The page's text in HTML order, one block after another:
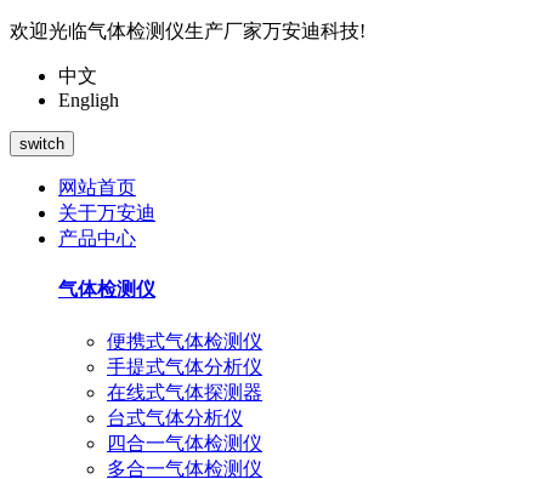
欢迎光临气体检测仪生产厂家万安迪科技!
中文
Engligh
switch
网站首页
关于万安迪
产品中心
气体检测仪
便携式气体检测仪
手提式气体分析仪
在线式气体探测器
台式气体分析仪
四合一气体检测仪
多合一气体检测仪